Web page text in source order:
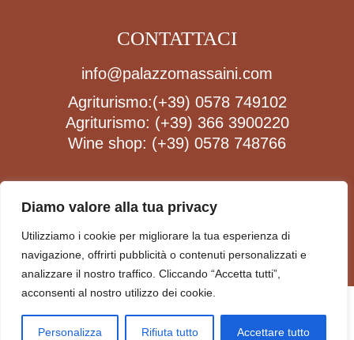
Diamo valore alla tua privacy
Utilizziamo i cookie per migliorare la tua esperienza di
navigazione, offrirti pubblicità o contenuti personalizzati e
analizzare il nostro traffico. Cliccando “Accetta tutti”,
acconsenti al nostro utilizzo dei cookie.
Personalizza Rifiuta tutto Accettare tutto
CONTATTACI
info@palazzomassaini.com
Agriturismo:(+39) 0578 749102
Agriturismo: (+39) 366 3900220
Wine shop: (+39) 0578 748766
FOLLOW US